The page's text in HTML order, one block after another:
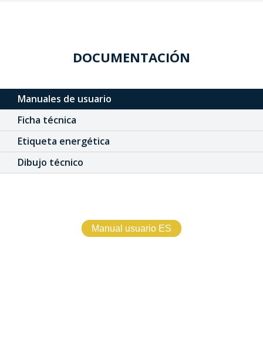
DOCUMENTACIÓN
Manuales de usuario
Ficha técnica
Etiqueta energética
Dibujo técnico
Manual usuario ES